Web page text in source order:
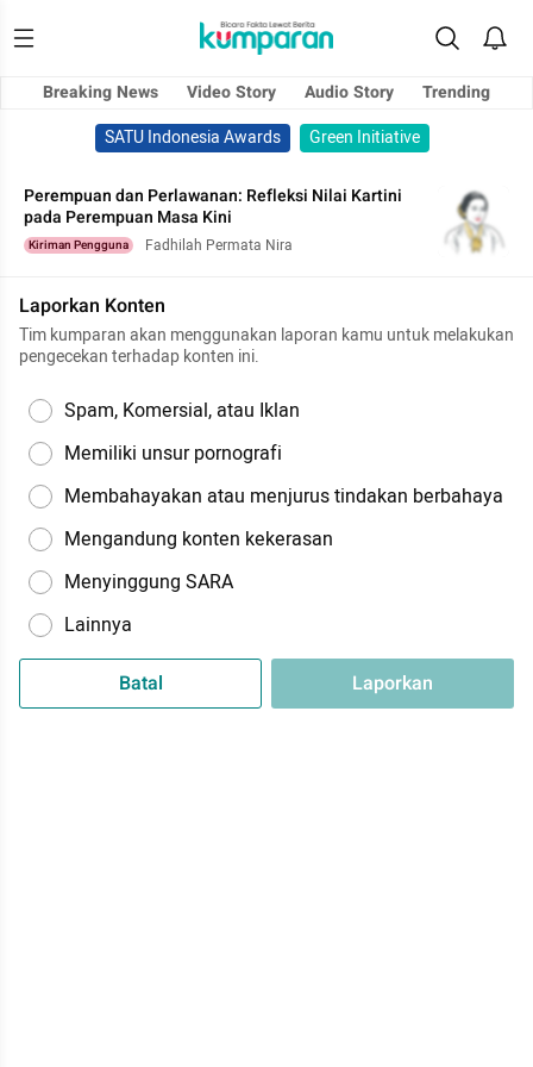
Breaking News Video Story Audio Story
Trending
SATU Indonesia Awards
Green Initiative
Perempuan dan Perlawanan: Refleksi Nilai Kartini
pada Perempuan Masa Kini
Kiriman Pengguna Fadhilah Permata Nira
Laporkan Konten
Tim kumparan akan menggunakan laporan kamu untuk melakukan
pengecekan terhadap konten ini.
Spam, Komersial, atau Iklan
Memiliki unsur pornografi
Membahayakan atau menjurus tindakan berbahaya
Mengandung konten kekerasan
Menyinggung SARA
Lainnya
Batal Laporkan